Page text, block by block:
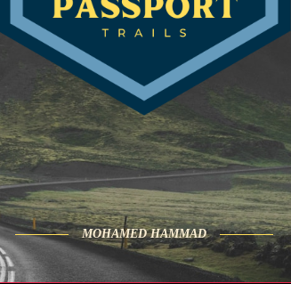
MOHAMED HAMMAD